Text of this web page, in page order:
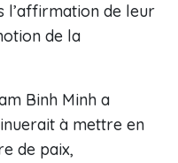
l’affirmation de leur
de la
Binh Minh a
à mettre en
de paix,